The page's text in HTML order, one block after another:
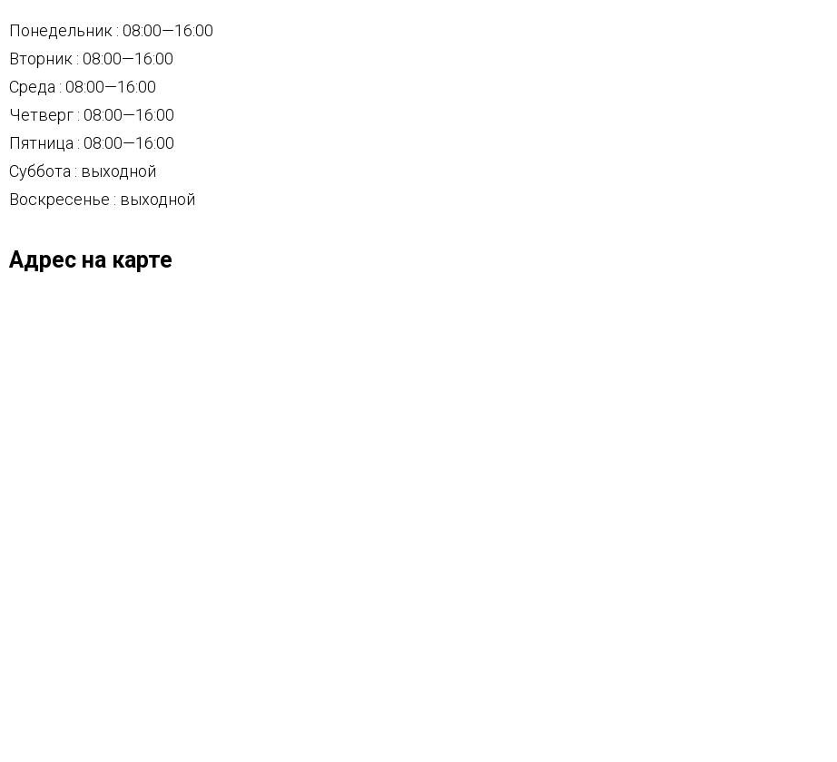
Понедельник : 08:00—16:00
Вторник : 08:00—16:00
Среда : 08:00—16:00
Четверг : 08:00—16:00
Пятница : 08:00—16:00
Суббота : выходной
Воскресенье : выходной
Адрес на карте